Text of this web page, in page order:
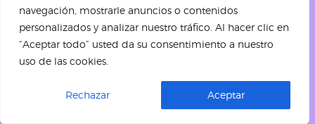
navegación, mostrarle anuncios o contenidos
personalizados y analizar nuestro tráfico. Al hacer clic en
“Aceptar todo” usted da su consentimiento a nuestro
uso de las cookies.
Rechazar Aceptar